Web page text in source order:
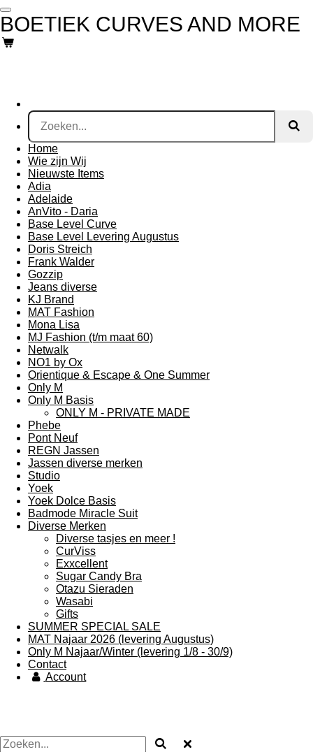
Ga
direct
naar
de
BOETIEK CURVES AND MORE
Home
Wie zijn Wij
Nieuwste Items
Adia
Adelaide
AnVito - Daria
Base Level Curve
Base Level Levering Augustus
Doris Streich
Frank Walder
Gozzip
Jeans diverse
KJ Brand
MAT Fashion
Mona Lisa
MJ Fashion (t/m maat 60)
Netwalk
NO1 by Ox
Orientique & Escape & One Summer
Only M
Only M Basis
ONLY M - PRIVATE MADE
Phebe
Pont Neuf
REGN Jassen
Jassen diverse merken
Studio
Yoek
Yoek Dolce Basis
Badmode Miracle Suit
Diverse Merken
Diverse tasjes en meer !
CurViss
Exxcellent
Sugar Candy Bra
Otazu Sieraden
Wasabi
Gifts
SUMMER SPECIAL SALE
MAT Najaar 2026 (levering Augustus)
Only M Najaar/Winter (levering 1/8 - 30/9)
Contact
Account